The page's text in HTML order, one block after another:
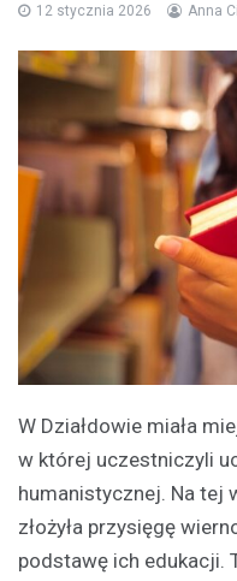
12 stycznia 2026 Anna
W Działdowie miała
w której uczestniczyli
humanistycznej. Na tej
złożyła przysięgę
podstawę ich edukacji.